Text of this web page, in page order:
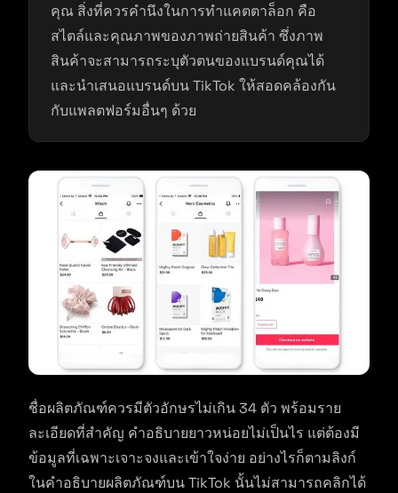
คุณ สิ่งที่ควรคำนึงในการทำแคตตาล็อก คือ
สไตล์และคุณภาพของภาพถ่ายสินค้า ซึ่งภาพ
สินค้าจะสามารถระบุตัวตนของแบรนด์คุณได้
และนำเสนอแบรนด์บน TikTok ให้สอดคล้องกัน
กับแพลตฟอร์มอื่นๆ ด้วย
ชื่อผลิตภัณฑ์ควรมีตัวอักษรไม่เกิน 34 ตัว พร้อมราย
ละเอียดที่สำคัญ คำอธิบายยาวหน่อยไม่เป็นไร แต่ต้องมี
ข้อมูลที่เฉพาะเจาะจงและเข้าใจง่าย อย่างไรก็ตามลิงก์
ในคำอธิบายผลิตภัณฑ์บน TikTok นั้นไม่สามารถคลิกได้